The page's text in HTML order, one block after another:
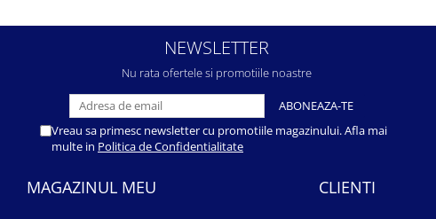
NEWSLETTER
Nu rata ofertele si promotiile noastre
Vreau sa primesc newsletter cu promotiile magazinului. Afla mai
multe in Politica de Confidentialitate
MAGAZINUL MEU CLIENTI